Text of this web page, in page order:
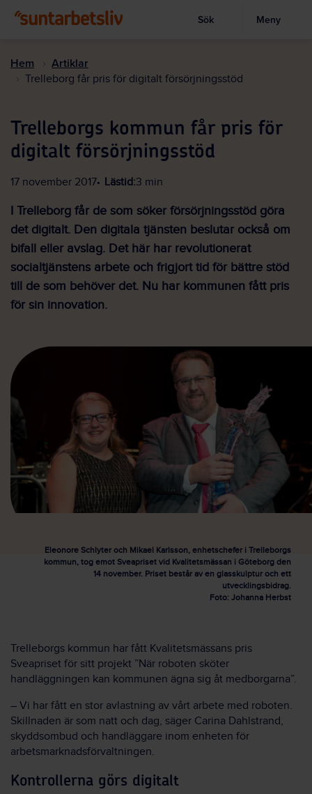
huvudinnehållet
Visa sökruta
Sök Meny
Hem Artiklar
Trelleborg får pris för digitalt försörjningsstöd
Trelleborgs kommun får pris för
digitalt försörjningsstöd
17 november 2017 Lästid:3 min
I Trelleborg får de som söker försörjningsstöd göra
det digitalt. Den digitala tjänsten beslutar också om
bifall eller avslag. Det här har revolutionerat
socialtjänstens arbete och frigjort tid för bättre stöd
till de som behöver det. Nu har kommunen fått pris
för sin innovation.
Eleonore Schlyter och Mikael Karlsson, enhetschefer i Trelleborgs
kommun, tog emot Sveapriset vid Kvalitetsmässan i Göteborg den
14 november. Priset består av en glasskulptur och ett
utvecklingsbidrag.
Foto: Johanna Herbst
Trelleborgs kommun har fått Kvalitetsmässans pris
Sveapriset för sitt projekt ”När roboten sköter
handläggningen kan kommunen ägna sig åt medborgarna”.
– Vi har fått en stor avlastning av vårt arbete med roboten.
Skillnaden är som natt och dag, säger Carina Dahlstrand,
skyddsombud och handläggare inom enheten för
arbetsmarknadsförvaltningen.
Kontrollerna görs digitalt